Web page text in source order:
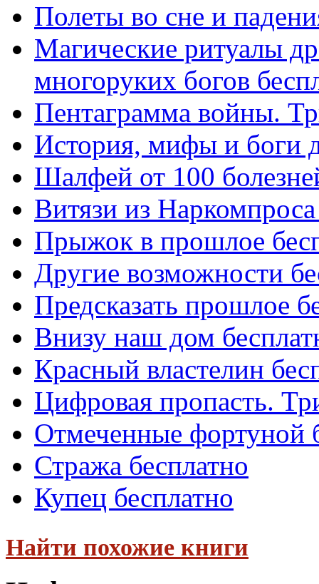
Полеты во сне и
Магические ритуалы
многоруких богов
Пентаграмма войны.
История, мифы и боги
Шалфей от 100
Витязи из
Прыжок в прошлое
Другие возможности
Предсказать прошлое
Внизу наш дом
Красный властелин
Цифровая пропасть.
Отмеченные фортуной
Стража бесплатно
Купец бесплатно
Найти похожие книги